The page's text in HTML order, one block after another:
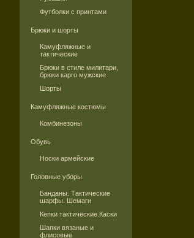
Футболки с принтами
Брюки и шорты
Камуфляжные и
тактические
Брюки в стиле милитари,
брюки карго мужские
Шорты
Камуфляжные костюмы
Комбинезоны
Обувь
Носки армейские
Головные уборы
Банданы. Тактические
шарфы. Шемаги
Кепки тактические.Каски
Шапки вязаные и
флисовые